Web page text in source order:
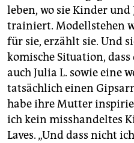
leben, wo sie Kinder
trainiert. Modellstehen
für sie, erzählt sie. Und
komische Situation,
auch Julia L. sowie eine
tatsächlich einen
habe ihre Mutter
ich kein misshandeltes
Laves. „Und dass nicht